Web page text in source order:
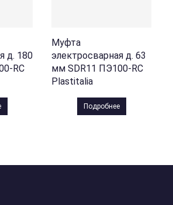
д. 180
RC
Муфта
электросварная д. 63
мм SDR11 ПЭ100-RC
Plastitalia
Подробнее